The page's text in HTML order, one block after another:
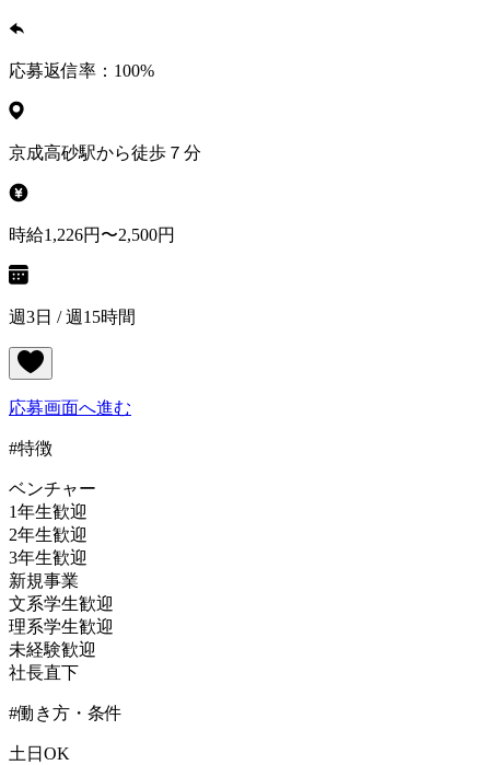
応募返信率： 100%
京成高砂駅から徒歩７分
時給1,226円〜2,500円
週3日 / 週15時間
応募画面へ進む
#特徴
ベンチャー
1年生歓迎
2年生歓迎
3年生歓迎
新規事業
文系学生歓迎
理系学生歓迎
未経験歓迎
社長直下
#働き方・条件
土日OK